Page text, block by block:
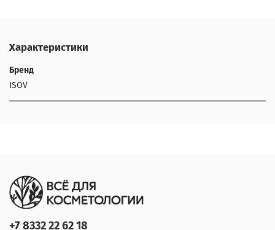
Характеристики
Бренд
ISOV
+7 8332 22 62 18